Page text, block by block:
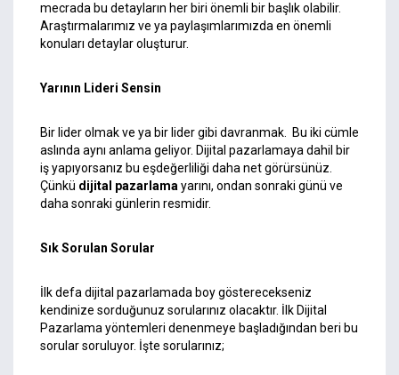
mecrada bu detayların her biri önemli bir başlık olabilir.
Araştırmalarımız ve ya paylaşımlarımızda en önemli
konuları detaylar oluşturur.
Yarının Lideri Sensin
Bir lider olmak ve ya bir lider gibi davranmak. Bu iki cümle
aslında aynı anlama geliyor. Dijital pazarlamaya dahil bir
iş yapıyorsanız bu eşdeğerliliği daha net görürsünüz.
Çünkü dijital pazarlama yarını, ondan sonraki günü ve
daha sonraki günlerin resmidir.
Sık Sorulan Sorular
İlk defa dijital pazarlamada boy gösterecekseniz
kendinize sorduğunuz sorularınız olacaktır. İlk Dijital
Pazarlama yöntemleri denenmeye başladığından beri bu
sorular soruluyor. İşte sorularınız;